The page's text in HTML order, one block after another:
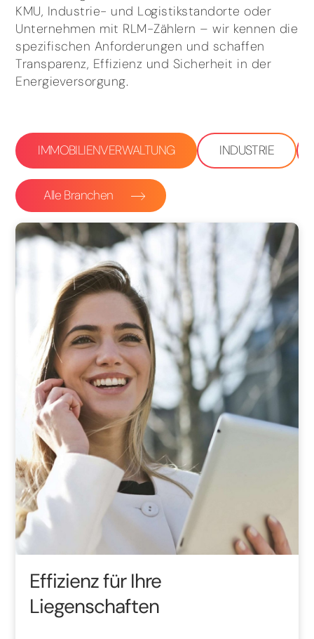
KMU, Industrie- und Logistikstandorte oder
Unternehmen mit RLM-Zählern – wir kennen die
spezifischen Anforderungen und schaffen
Transparenz, Effizienz und Sicherheit in der
Energieversorgung.
IMMOBILIENVERWALTUNG INDUSTRIE
Alle Branchen
Effizienz für Ihre
Liegenschaften